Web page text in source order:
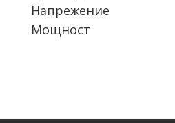
Напрежение
Мощност